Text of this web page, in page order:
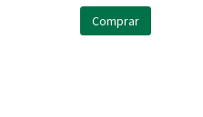
Comprar